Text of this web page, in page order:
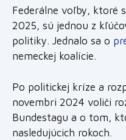
Federálne voľby, ktoré
2025, sú jednou z
politiky. Jednalo sa o
nemeckej koalície.
Po politickej kríze a
novembri 2024 voliči
Bundestagu a o tom,
nasledujúcich rokoch.